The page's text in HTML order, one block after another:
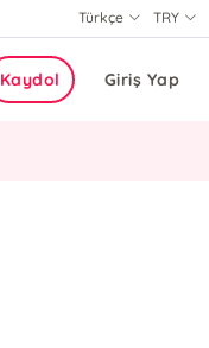
TRY
Türkçe
Giriş Yap
Kaydol